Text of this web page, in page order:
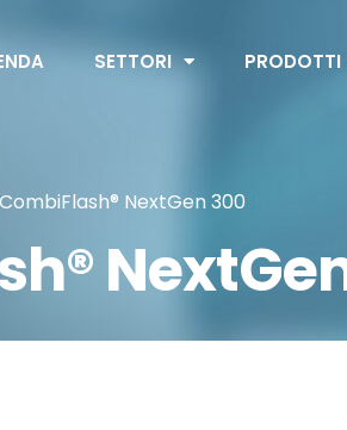
SETTORI PRODOTTI
NextGen 300